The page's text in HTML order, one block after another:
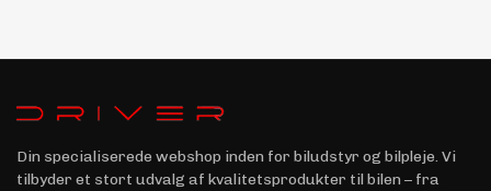
Din specialiserede webshop inden for biludstyr og bilpleje. Vi
tilbyder et stort udvalg af kvalitetsprodukter til bilen – fra